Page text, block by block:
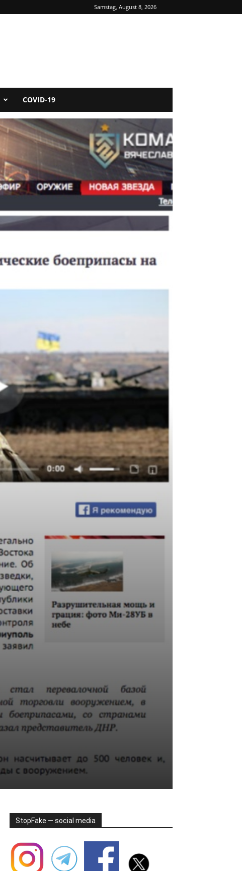
Samstag, August 8, 2026
COVID-19
StopFake — social media